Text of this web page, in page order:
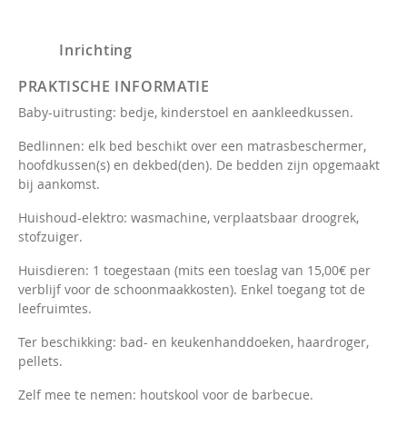
Inrichting
PRAKTISCHE INFORMATIE
Baby-uitrusting: bedje, kinderstoel en aankleedkussen.
Bedlinnen: elk bed beschikt over een matrasbeschermer,
hoofdkussen(s) en dekbed(den). De bedden zijn opgemaakt
bij aankomst.
Huishoud-elektro: wasmachine, verplaatsbaar droogrek,
stofzuiger.
Huisdieren: 1 toegestaan (mits een toeslag van 15,00€ per
verblijf voor de schoonmaakkosten). Enkel toegang tot de
leefruimtes.
Ter beschikking: bad- en keukenhanddoeken, haardroger,
pellets.
Zelf mee te nemen: houtskool voor de barbecue.